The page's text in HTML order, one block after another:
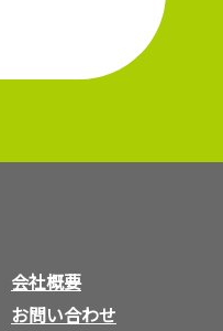
会社概要
お問い合わせ